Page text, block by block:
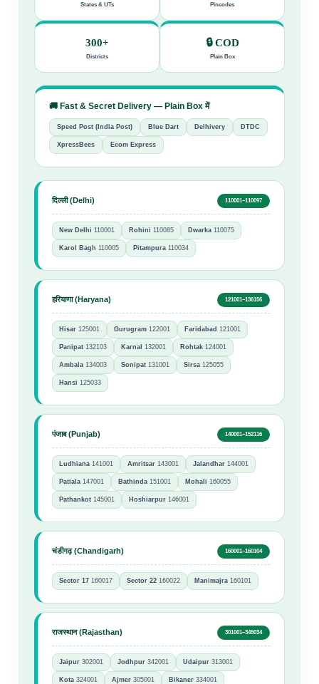
States & UTs Pincodes
300+
Districts
🔒 COD
Plain Box
🚚 Fast & Secret Delivery — Plain Box में
Speed Post (India Post) Blue Dart Delhivery DTDC
XpressBees Ecom Express
दिल्ली (Delhi) 110001–110097
New Delhi 110001 Rohini 110085 Dwarka 110075
Karol Bagh 110005 Pitampura 110034
हरियाणा (Haryana) 121001–136156
Hisar 125001 Gurugram 122001 Faridabad 121001
Panipat 132103 Karnal 132001 Rohtak 124001
Ambala 134003 Sonipat 131001 Sirsa 125055
Hansi 125033
पंजाब (Punjab) 140001–152116
Ludhiana 141001 Amritsar 143001 Jalandhar 144001
Patiala 147001 Bathinda 151001 Mohali 160055
Pathankot 145001 Hoshiarpur 146001
चंडीगढ़ (Chandigarh) 160001–160104
Sector 17 160017 Sector 22 160022 Manimajra 160101
राजस्थान (Rajasthan) 301001–345034
Jaipur 302001 Jodhpur 342001 Udaipur 313001
Kota 324001 Ajmer 305001 Bikaner 334001